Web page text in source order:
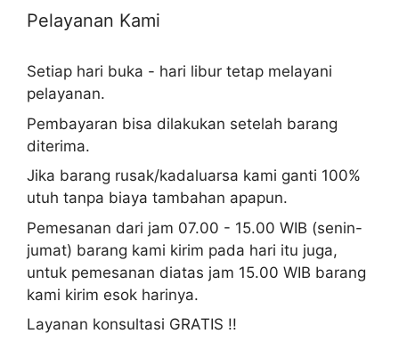
h
r
:
Pelayanan Kami
Setiap hari buka - hari libur tetap melayani
pelayanan.
Pembayaran bisa dilakukan setelah barang
diterima.
Jika barang rusak/kadaluarsa kami ganti 100%
utuh tanpa biaya tambahan apapun.
Pemesanan dari jam 07.00 - 15.00 WIB (senin-
jumat) barang kami kirim pada hari itu juga,
untuk pemesanan diatas jam 15.00 WIB barang
kami kirim esok harinya.
Layanan konsultasi GRATIS !!